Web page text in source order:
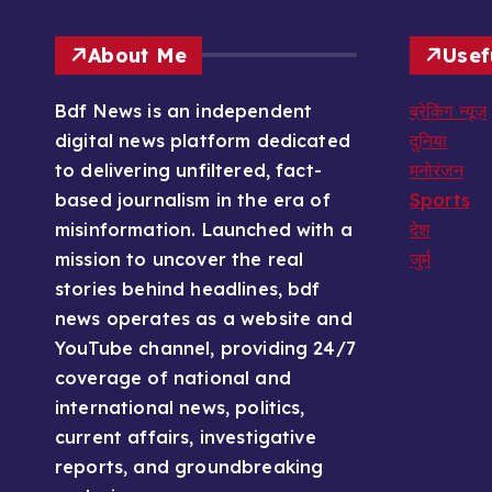
About Me
Bdf News is an independent
digital news platform dedicated
to delivering unfiltered, fact-
based journalism in the era of
misinformation. Launched with a
mission to uncover the real
stories behind headlines, bdf
news operates as a website and
YouTube channel, providing 24/7
coverage of national and
international news, politics,
current affairs, investigative
reports, and groundbreaking
ब्रेकिंग न्यूज़
दुनिया
मनोरंजन
Sports
देश
जुर्म